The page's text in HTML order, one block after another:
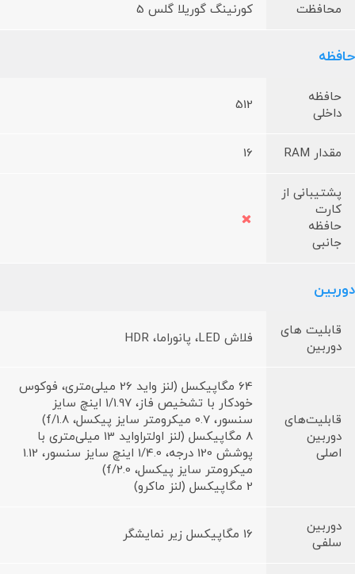
محافظت کورنینگ گوریلا گلس 5
حافظه
حافظه
داخلی
512
مقدار RAM 16
پشتیبانی از
کارت
حافظه
جانبی
دوربین
قابلیت های
دوربین
فلاش LED، پانوراما، HDR
قابلیت‌های
دوربین
اصلی
64 مگاپیکسل (لنز واید 26 میلی‌متری، فوکوس
خودکار با تشخیص فاز، 1/1.97 اینچ سایز
سنسور، 0.7 میکرومتر سایز پیکسل، f/1.8)
8 مگاپیکسل (لنز اولتراواید 13 میلی‌متری با
پوشش 120 درجه، 1/4.0 اینچ سایز سنسور، 1.12
میکرومتر سایز پیکسل، f/2.0)
2 مگاپیکسل (لنز ماکرو)
دوربین
سلفی
16 مگاپیکسل زیر نمایشگر